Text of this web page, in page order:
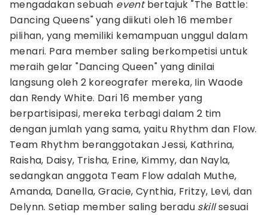
mengadakan sebuah eventbertajuk "The Battle:
Dancing Queens" yang diikuti oleh 16 member
pilihan, yang memiliki kemampuan unggul dalam
menari. Para member saling berkompetisi untuk
meraih gelar "Dancing Queen" yang dinilai
langsung oleh 2 koreografer mereka, Iin Waode
dan Rendy White. Dari 16 member yang
berpartisipasi, mereka terbagi dalam 2 tim
dengan jumlah yang sama, yaitu Rhythm dan Flow.
Team Rhythm beranggotakan Jessi, Kathrina,
Raisha, Daisy, Trisha, Erine, Kimmy, dan Nayla,
sedangkan anggota Team Flow adalah Muthe,
Amanda, Danella, Gracie, Cynthia, Fritzy, Levi, dan
Delynn. Setiap member saling beradu skillsesuai